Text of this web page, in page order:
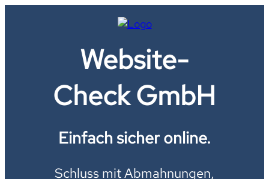
Website-
Check GmbH
Einfach sicher online.
Schluss mit Abmahnungen,